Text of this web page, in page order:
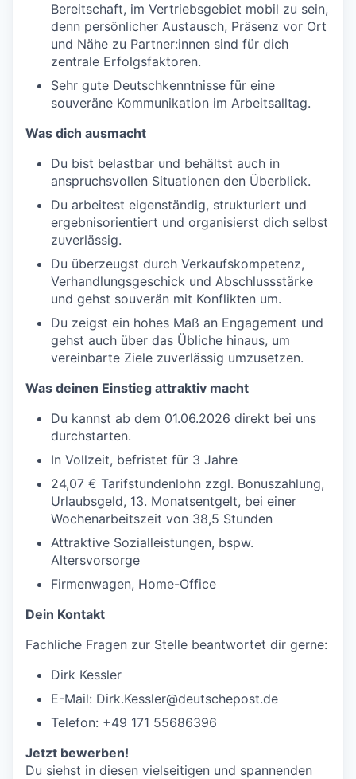
Bereitschaft, im Vertriebsgebiet mobil zu sein,
denn persönlicher Austausch, Präsenz vor Ort
und Nähe zu Partner:innen sind für dich
zentrale Erfolgsfaktoren.
Sehr gute Deutschkenntnisse für eine
souveräne Kommunikation im Arbeitsalltag.
Was dich ausmacht
Du bist belastbar und behältst auch in
anspruchsvollen Situationen den Überblick.
Du arbeitest eigenständig, strukturiert und
ergebnisorientiert und organisierst dich selbst
zuverlässig.
Du überzeugst durch Verkaufskompetenz,
Verhandlungsgeschick und Abschlussstärke
und gehst souverän mit Konflikten um.
Du zeigst ein hohes Maß an Engagement und
gehst auch über das Übliche hinaus, um
vereinbarte Ziele zuverlässig umzusetzen.
Was deinen Einstieg attraktiv macht
Du kannst ab dem 01.06.2026 direkt bei uns
durchstarten.
In Vollzeit, befristet für 3 Jahre
24,07 € Tarifstundenlohn zzgl. Bonuszahlung,
Urlaubsgeld, 13. Monatsentgelt, bei einer
Wochenarbeitszeit von 38,5 Stunden
Attraktive Sozialleistungen, bspw.
Altersvorsorge
Firmenwagen, Home-Office
Dein Kontakt
Fachliche Fragen zur Stelle beantwortet dir gerne:
Dirk Kessler
E-Mail: Dirk.Kessler@deutschepost.de
Telefon: +49 171 55686396
Jetzt bewerben!
Du siehst in diesen vielseitigen und spannenden